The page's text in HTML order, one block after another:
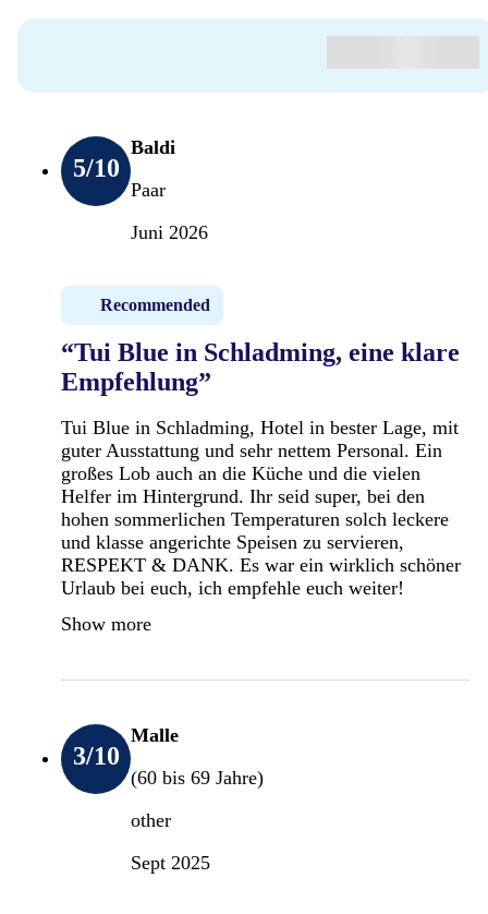
5/10
Baldi
Paar
Juni 2026
Recommended
“Tui Blue in Schladming, eine klare
Empfehlung”
Tui Blue in Schladming, Hotel in bester Lage, mit
guter Ausstattung und sehr nettem Personal. Ein
großes Lob auch an die Küche und die vielen
Helfer im Hintergrund. Ihr seid super, bei den
hohen sommerlichen Temperaturen solch leckere
und klasse angerichte Speisen zu servieren,
RESPEKT & DANK. Es war ein wirklich schöner
Urlaub bei euch, ich empfehle euch weiter!
Show more
3/10
Malle
(60 bis 69 Jahre)
other
Sept 2025